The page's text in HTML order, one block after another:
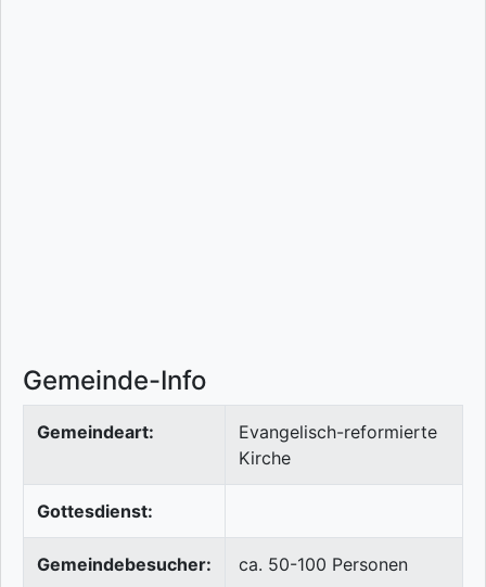
Gemeinde-Info
Gemeindeart:
Evangelisch-reformierte
Kirche
Gottesdienst:
Gemeindebesucher: ca. 50-100 Personen